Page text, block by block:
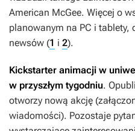
American McGee. Więcej o
planowanym na PC i tablety,
newsów (1 i 2).
Kickstarter animacji w
w przyszłym tygodniu.
otworzy nową akcję
wiadomości). Pozostaje